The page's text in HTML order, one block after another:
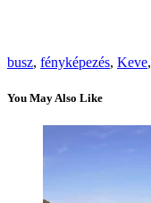
busz, fényképezés, Keve,
You May Also Like